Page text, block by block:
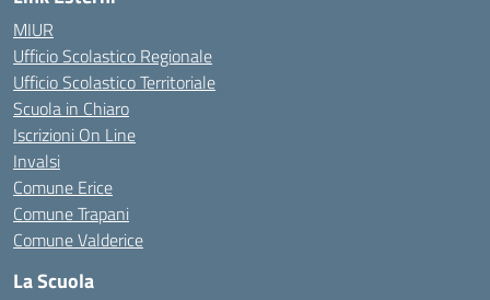
MIUR
Ufficio Scolastico Regionale
Ufficio Scolastico Territoriale
Scuola in Chiaro
Iscrizioni On Line
Invalsi
Comune Erice
Comune Trapani
Comune Valderice
La Scuola